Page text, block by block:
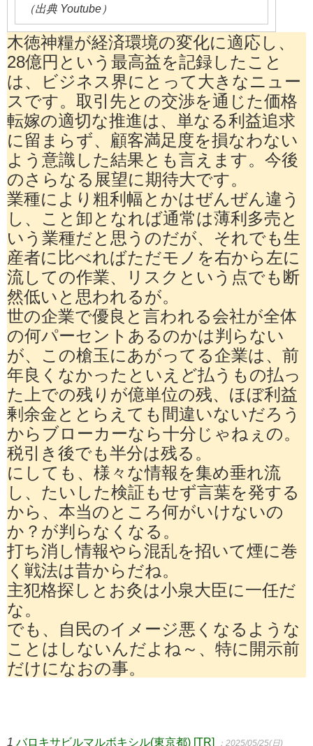
（出典 Youtube）
木徳神糧が経済環境の変化に適応し、
28億円という最高益を記録したこと
は、ビジネス界にとって大きなニュー
スです。取引先との交渉を通じた価格
転嫁の適切な推進は、単なる利益追求
に留まらず、顧客満足度を損なわない
よう意識した結果とも言えます。今後
のさらなる展望に期待大です。
業種により粗利幅とかはぜんぜん違う
し、こと卸となれば通常は薄利多売と
いう業種だと思うのだが、それでも生
産者に比べればただモノを右から左に
流しての作業、リスクという点でも断
然低いと思われるが。
世の企業で優良と言われる会社が全体
の何パーセントあるのかは判らない
が、この槍玉にあがってる企業は、前
年良くなかったといえど払うもの払っ
た上での残りが億単位の残、ほぼ利益
剰余金ととらえても間違いないだろう
からブローカーなら十分じゃねぇの。
税引き後でも半分は残る。
にしても、様々な情報を集め垂れ流
し、たいした検証もせず言葉を発する
から、本当のところ何がいけないの
か？が判らなくなる。
打ち消し情報やら混乱を招いて煙に巻
く戦法は昔からだね。
主犯格探しとお灸は小泉大臣に一任だ
な。
でも、自民のイメージ悪くなるような
ことはしないんだよね～、特に開示前
だけになおの事。
1 バロキサビルマルボキシル(東京都) [TR] ：2025/05/25(日)